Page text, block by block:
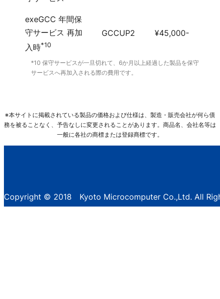
exeGCC 年間保
守サービス 再加
入時*10
GCCUP2 ¥45,000-
*10 保守サービスが一旦切れて、6か月以上経過した製品を保守
サービスへ再加入される際の費用です。
※本サイトに掲載されている製品の価格および仕様は、製造・販売会社が何ら債
務を被ることなく、予告なしに変更されることがあります。商品名、会社名等は
一般に各社の商標または登録商標です。
Copyright © 2018 Kyoto Microcomputer Co.,Ltd. All